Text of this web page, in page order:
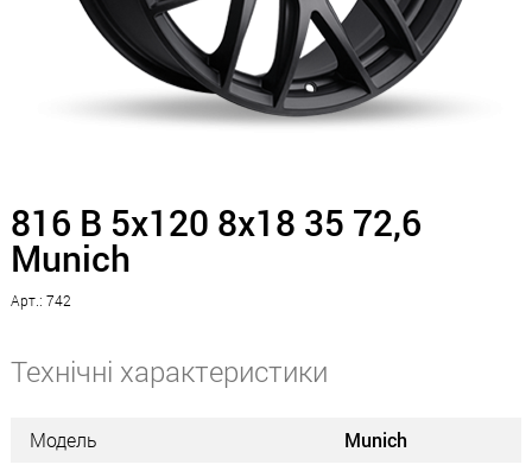
816 B 5x120 8x18 35 72,6
Munich
Арт.: 742
Технічні характеристики
Модель
Munich